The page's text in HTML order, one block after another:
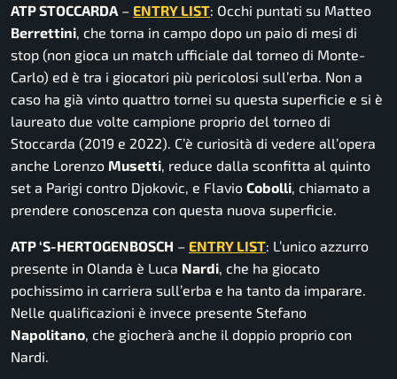
ATP STOCCARDA – ENTRY LIST: Occhi puntati su Matteo
Berrettini , che torna in campo dopo un paio di mesi di
stop (non gioca un match ufficiale dal torneo di Monte-
Carlo) ed è tra i giocatori più pericolosi sull’erba. Non a
caso ha già vinto quattro tornei su questa superficie e si è
laureato due volte campione proprio del torneo di
Stoccarda (2019 e 2022). C’è curiosità di vedere all’opera
anche Lorenzo Musetti , reduce dalla sconfitta al quinto
set a Parigi contro Djokovic, e Flavio Cobolli , chiamato a
prendere conoscenza con questa nuova superficie.
ATP ‘S-HERTOGENBOSCH – ENTRY LIST: L’unico azzurro
presente in Olanda è Luca Nardi , che ha giocato
pochissimo in carriera sull’erba e ha tanto da imparare.
Nelle qualificazioni è invece presente Stefano
Napolitano , che giocherà anche il doppio proprio con
Nardi.